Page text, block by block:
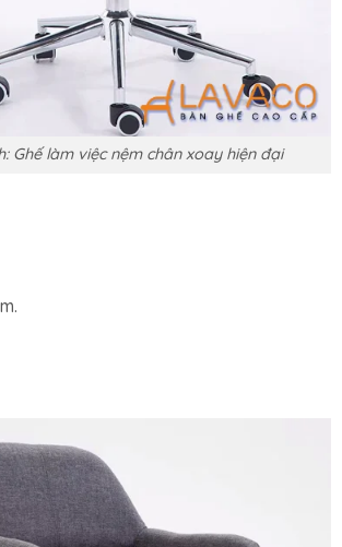
Ghế làm việc nệm chân xoay hiện đại